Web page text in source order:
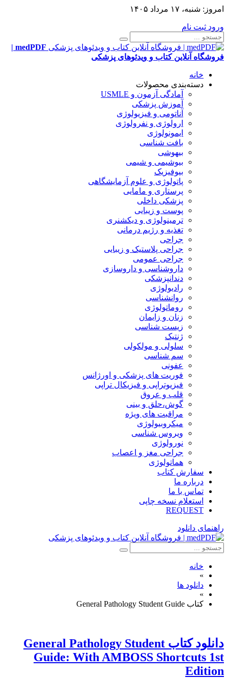
امروز: شنبه، ۱۷ مرداد ۱۴۰۵
ورود ثبت نام
medPDF |
فروشگاه آنلاین کتاب و ویدئوهای پزشکی
خانه
دسته‌بندی محصولات
آمادگی آزمون و USMLE
آموزش پزشکی
آناتومی و فیزیولوژی
ارولوژی و نفرولوژی
ایمونولوژی
بافت شناسی
بیهوشی
بیوشیمی و شیمی
بیوفیزیک
پاتولوژی و علوم آزمایشگاهی
پرستاری و مامایی
پزشکی داخلی
پوست و زیبایی
ترمینولوژی و دیکشنری
تغذیه و رژیم درمانی
جراحی
جراحی پلاستیک و زیبایی
جراحی عمومی
داروشناسی و داروسازی
دندانپزشکی
رادیولوژی
روانشناسی
روماتولوژی
زنان و زایمان
زیست شناسی
ژنتیک
سلولی و مولکولی
سم شناسی
عفونی
فوریت های پزشکی و اورژانس
فیزیوتراپی و فیزیکال تراپی
قلب و عروق
گوش،حلق و بینی
مراقبت های ویژه
میکروبیولوژی
ویروس شناسی
نورولوژی
جراحی مغز و اعصاب
هماتولوژی
سفارش کتاب
درباره ما
تماس با ما
استعلام نسخه چاپی
REQUEST
راهنمای دانلود
خانه
»
دانلود ها
»
کتاب General Pathology Student Guide
دانلود کتاب General Pathology Student
Guide: With AMBOSS Shortcuts 1st
Edition